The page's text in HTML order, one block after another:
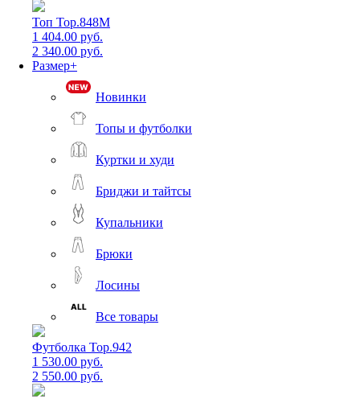
Топ Top.848M
1 404.00 руб.
2 340.00 руб.
Размер+
Новинки
Топы и футболки
Куртки и худи
Бриджи и тайтсы
Купальники
Брюки
Лосины
Все товары
Футболка Top.942
1 530.00 руб.
2 550.00 руб.